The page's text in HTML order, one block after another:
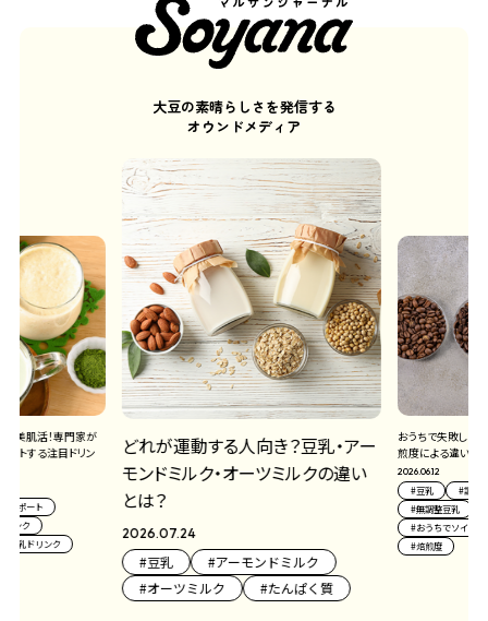
大豆の素晴らしさを発信する
オウンドメディア
向き？豆乳・アーモ
ミルクの違いとは？
たんぱく質
おうちで失敗しないソイラテ作り｜
焙煎度による違いを比較
2026.06.12
豆乳
無調整豆乳
豆乳好き
おうちでソイラテ
ソイラテ
混ぜるだけ！アー
「オーバーナイトオ
2026.05.25
豆乳
アー
アーモンドミルク
オーバーナイトオ
ヘルシーレシピ